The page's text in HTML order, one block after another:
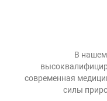
В нашем
современная
силы